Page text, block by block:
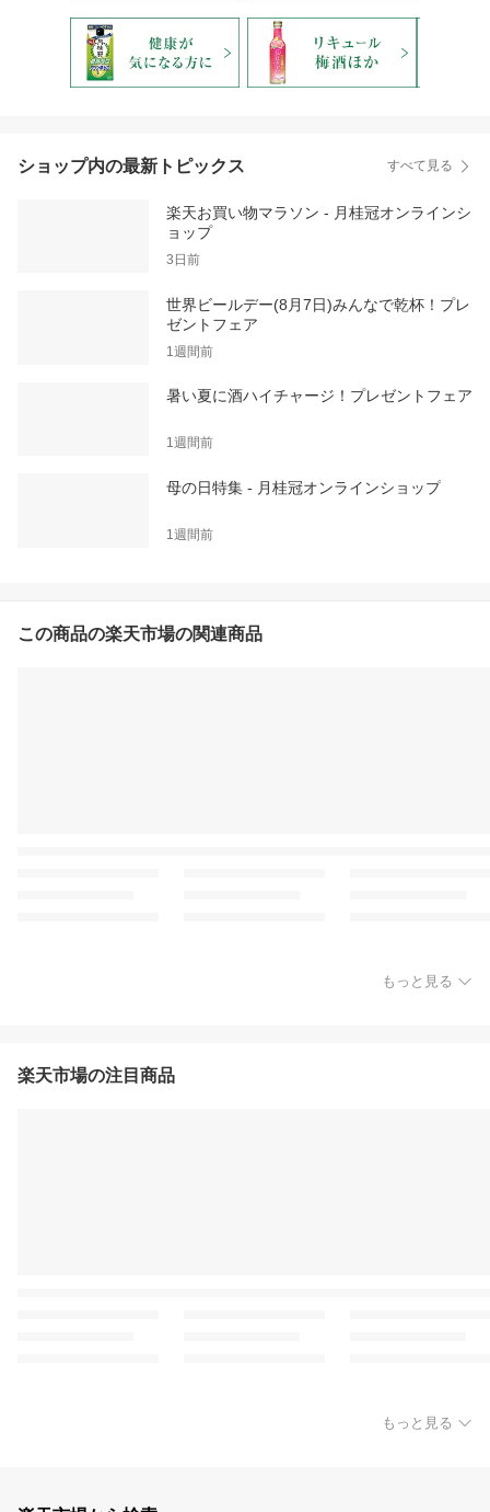
ショップ内の最新トピックス すべて見る
楽天お買い物マラソン - 月桂冠オンラインシ
ョップ
3日前
世界ビールデー(8月7日)みんなで乾杯！プレ
ゼントフェア
1週間前
暑い夏に酒ハイチャージ！プレゼントフェア
1週間前
母の日特集 - 月桂冠オンラインショップ
1週間前
この商品の楽天市場の関連商品
もっと見る
楽天市場の注目商品
もっと見る